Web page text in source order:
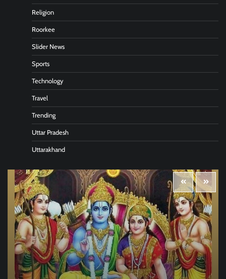
Religion
Roorkee
Slider News
Sports
Technology
Travel
Trending
Uttar Pradesh
Uttarakhand